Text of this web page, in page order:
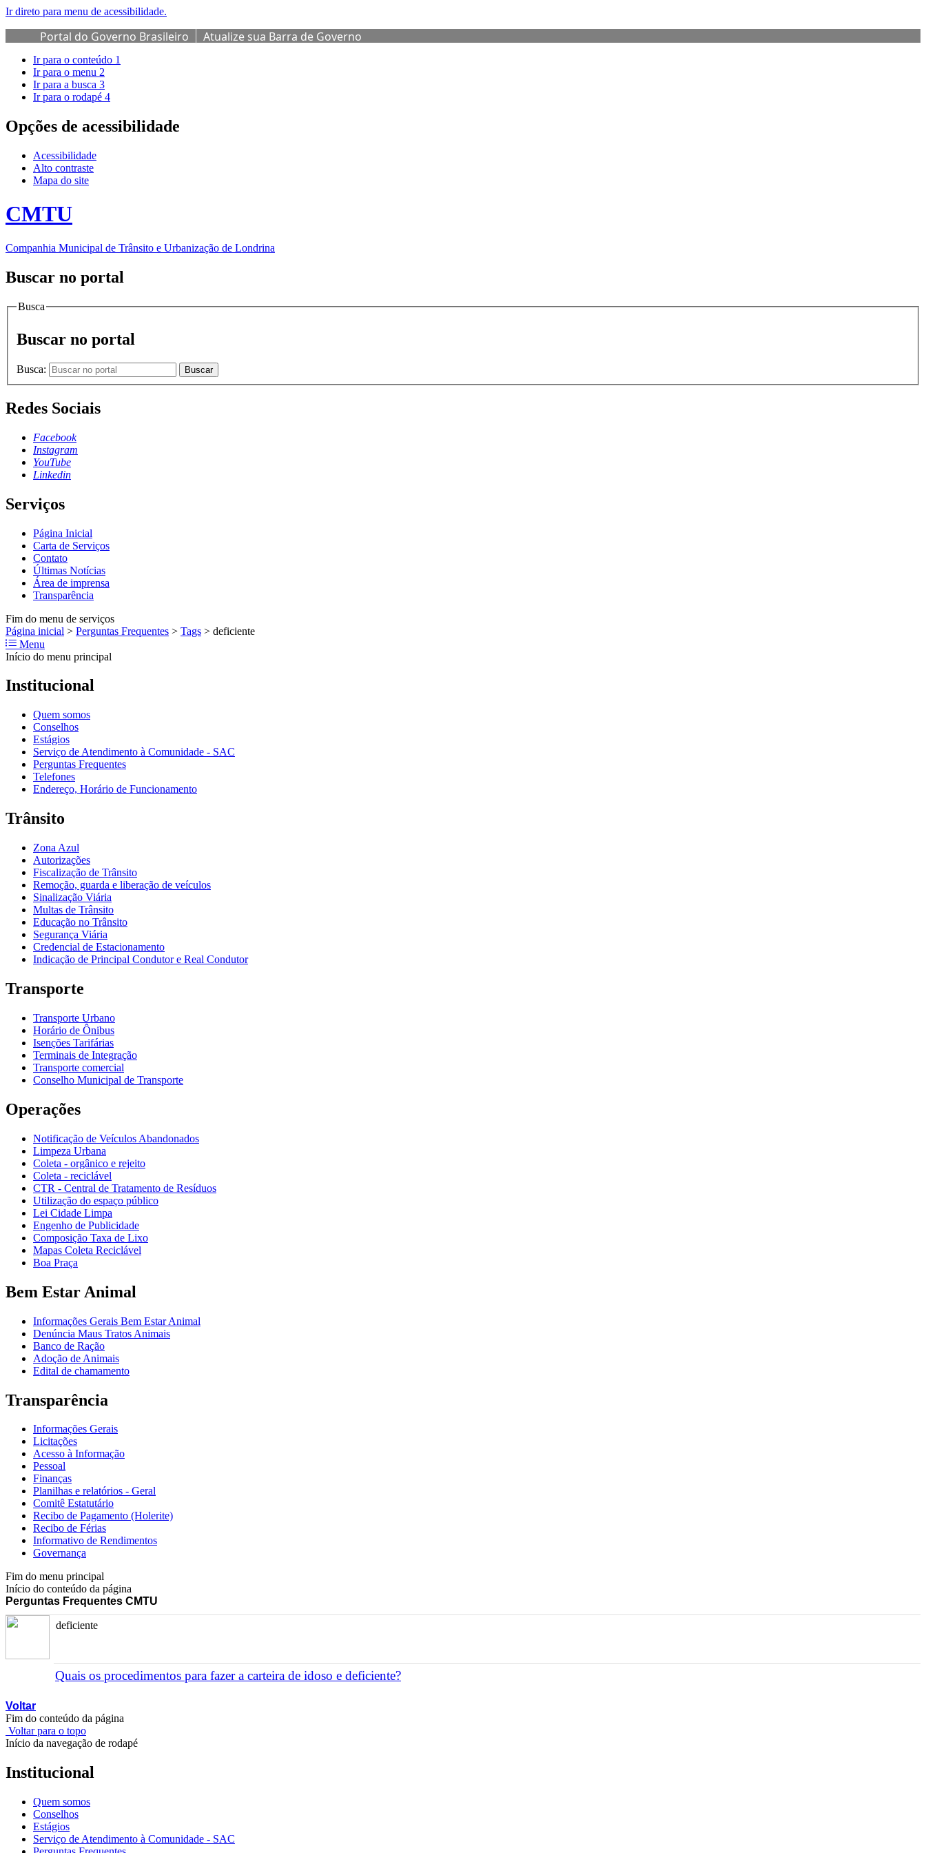
Ir direto para menu de acessibilidade.
Portal do Governo Brasileiro Atualize sua Barra de Governo
Ir para o conteúdo 1
Ir para o menu 2
Ir para a busca 3
Ir para o rodapé 4
Opções de acessibilidade
Acessibilidade
Alto contraste
Mapa do site
CMTU
Companhia Municipal de Trânsito e Urbanização de Londrina
Buscar no portal
Busca
Buscar no portal
Busca: Buscar
Redes Sociais
Facebook
Instagram
YouTube
Linkedin
Serviços
Página Inicial
Carta de Serviços
Contato
Últimas Notícias
Área de imprensa
Transparência
Fim do menu de serviços
Página inicial > Perguntas Frequentes > Tags > deficiente
Menu
Início do menu principal
Institucional
Quem somos
Conselhos
Estágios
Serviço de Atendimento à Comunidade - SAC
Perguntas Frequentes
Telefones
Endereço, Horário de Funcionamento
Trânsito
Zona Azul
Autorizações
Fiscalização de Trânsito
Remoção, guarda e liberação de veículos
Sinalização Viária
Multas de Trânsito
Educação no Trânsito
Segurança Viária
Credencial de Estacionamento
Indicação de Principal Condutor e Real Condutor
Transporte
Transporte Urbano
Horário de Ônibus
Isenções Tarifárias
Terminais de Integração
Transporte comercial
Conselho Municipal de Transporte
Operações
Notificação de Veículos Abandonados
Limpeza Urbana
Coleta - orgânico e rejeito
Coleta - reciclável
CTR - Central de Tratamento de Resíduos
Utilização do espaço público
Lei Cidade Limpa
Engenho de Publicidade
Composição Taxa de Lixo
Mapas Coleta Reciclável
Boa Praça
Bem Estar Animal
Informações Gerais Bem Estar Animal
Denúncia Maus Tratos Animais
Banco de Ração
Adoção de Animais
Edital de chamamento
Transparência
Informações Gerais
Licitações
Acesso à Informação
Pessoal
Finanças
Planilhas e relatórios - Geral
Comitê Estatutário
Recibo de Pagamento (Holerite)
Recibo de Férias
Informativo de Rendimentos
Governança
Fim do menu principal
Início do conteúdo da página
Perguntas Frequentes CMTU
deficiente
Quais os procedimentos para fazer a carteira de idoso e deficiente?
Voltar
Fim do conteúdo da página
Voltar para o topo
Início da navegação de rodapé
Institucional
Quem somos
Conselhos
Estágios
Serviço de Atendimento à Comunidade - SAC